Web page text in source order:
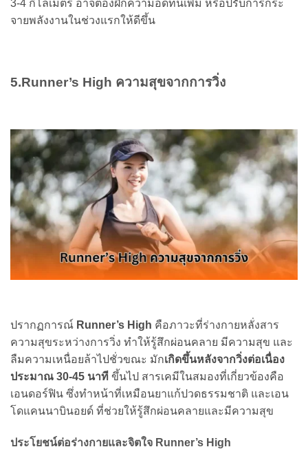
3-4 กิโลเมตร อาจต้องฝึกความอดทนเพิ่ม หรือปรับการกระ
จายพลังงานในช่วงแรกให้ดีขึ้น
5.Runner’s High ความสุขจากการวิ่ง
ปรากฏการณ์ Runner’s High คือภาวะที่ร่างกายหลั่งสาร
ความสุขระหว่างการวิ่ง ทำให้รู้สึกผ่อนคลาย มีความสุข และ
ลืมความเหนื่อยล้าไปชั่วขณะ มักเกิดขึ้นหลังจากวิ่งต่อเนื่อง
ประมาณ 30-45 นาที ขึ้นไป สารเคมีในสมองที่เกี่ยวข้องคือ
เอนดอร์ฟิน ซึ่งทำหน้าที่เหมือนยาแก้ปวดธรรมชาติ และเอน
โดแคนนาบินอยด์ ที่ช่วยให้รู้สึกผ่อนคลายและมีความสุข
ประโยชน์ต่อร่างกายและจิตใจ Runner’s High